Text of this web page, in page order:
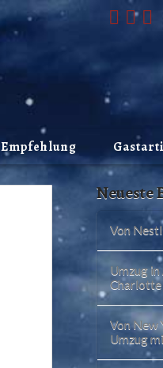
Empfehlung
Neueste
Von
Umzug
Charlotte
Von New
Umzug